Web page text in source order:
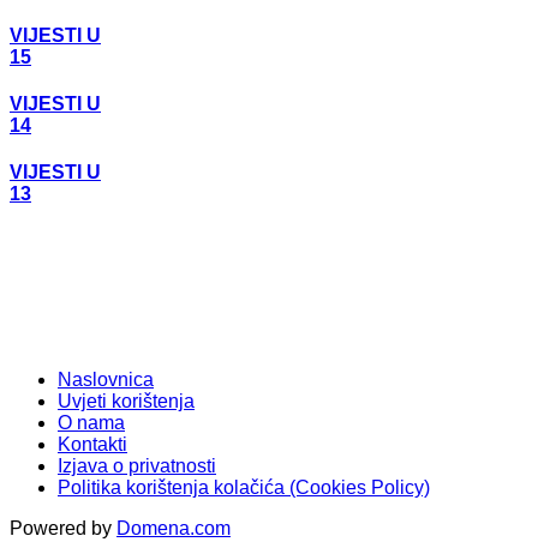
VIJESTI U
15
VIJESTI U
14
VIJESTI U
13
Naslovnica
Uvjeti korištenja
O nama
Kontakti
Izjava o privatnosti
Politika korištenja kolačića (Cookies Policy)
Powered by Domena.com